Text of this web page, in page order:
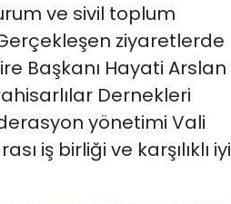
ve sivil toplum
ziyaretlerde
Başkanı Hayati Arslan
Dernekleri
yönetimi Vali
iş birliği ve karşılıklı iyi